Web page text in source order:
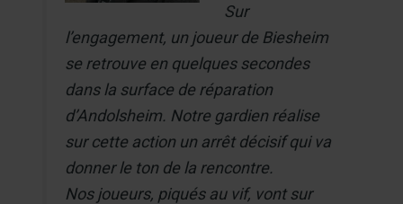
Sur
l’engagement, un joueur de Biesheim
se retrouve en quelques secondes
dans la surface de réparation
d’Andolsheim. Notre gardien réalise
sur cette action un arrêt décisif qui va
donner le ton de la rencontre.
Nos joueurs, piqués au vif, vont sur